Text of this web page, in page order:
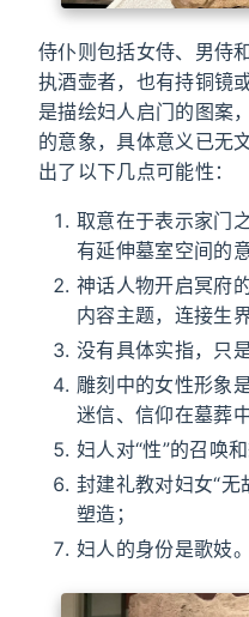
侍仆则包括女侍、男侍
执酒壶者，也有持铜镜
是描绘妇人启门的图案
的意象，具体意义已无
出了以下几点可能性：
取意在于表示家门
有延伸墓室空间的意
神话人物开启冥府
内容主题，连接生
没有具体实指，只
雕刻中的女性形象
迷信、信仰在墓葬
妇人对“性”的召唤和
封建礼教对妇女“无
塑造；
妇人的身份是歌妓。